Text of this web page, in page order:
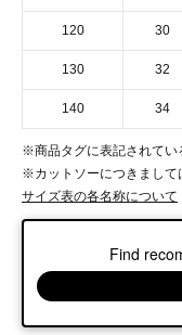
120 30
130 32
140 34
※商品タグに表記されてい
※カットソーにつきまして
サイズ表の各名称について
Find